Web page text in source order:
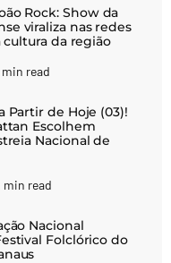
Rock: Show da
viraliza nas redes
cultura da região
min read
Partir de Hoje (03)!
Escolhem
Nacional de
min read
Nacional
Folclórico do